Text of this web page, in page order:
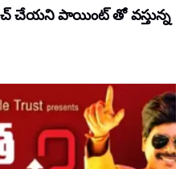
చేయని పాయింట్ తో వస్తున్న